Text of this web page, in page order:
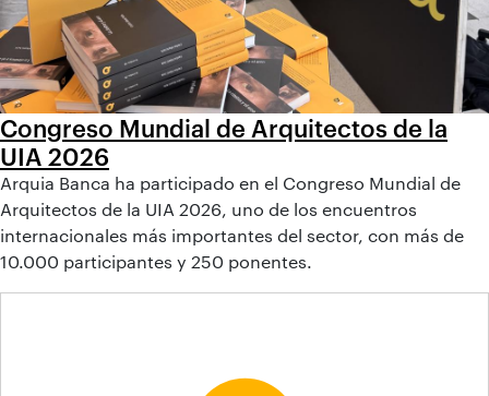
Congreso Mundial de Arquitectos de la
UIA 2026
Arquia Banca ha participado en el Congreso Mundial de
Arquitectos de la UIA 2026, uno de los encuentros
internacionales más importantes del sector, con más de
10.000 participantes y 250 ponentes.